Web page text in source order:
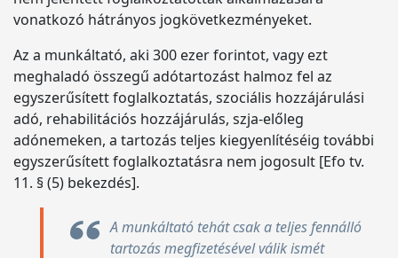
vonatkozó hátrányos jogkövetkezményeket.
Az a munkáltató, aki 300 ezer forintot, vagy ezt
meghaladó összegű adótartozást halmoz fel az
egyszerűsített foglalkoztatás, szociális hozzájárulási
adó, rehabilitációs hozzájárulás, szja-előleg
adónemeken, a tartozás teljes kiegyenlítéséig további
egyszerűsített foglalkoztatásra nem jogosult [Efo tv.
11. § (5) bekezdés].
A munkáltató tehát csak a teljes fennálló
tartozás megfizetésével válik ismét